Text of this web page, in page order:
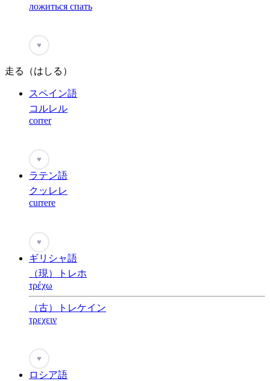
ложиться спать
♥
走る（はしる）
スペイン語
コルレル
correr
♥
ラテン語
クッレレ
currere
♥
ギリシャ語
（現）トレホ
τρέχω
（古）トレケイン
τρεχειν
♥
ロシア語